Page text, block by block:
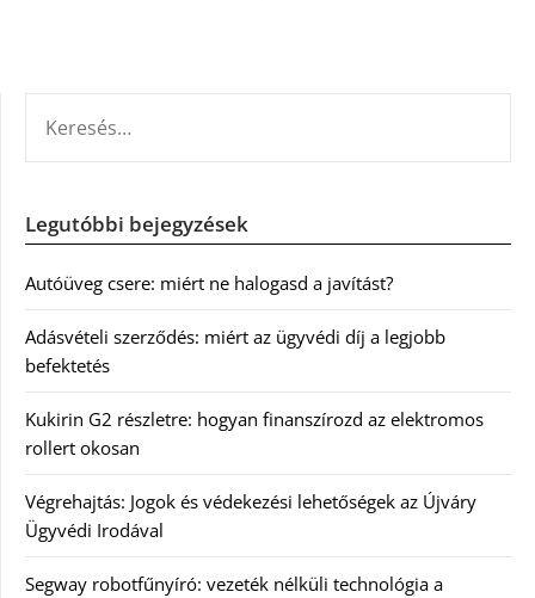
Legutóbbi bejegyzések
Autóüveg csere: miért ne halogasd a javítást?
Adásvételi szerződés: miért az ügyvédi díj a legjobb
befektetés
Kukirin G2 részletre: hogyan finanszírozd az elektromos
rollert okosan
Végrehajtás: Jogok és védekezési lehetőségek az Újváry
Ügyvédi Irodával
Segway robotfűnyíró: vezeték nélküli technológia a